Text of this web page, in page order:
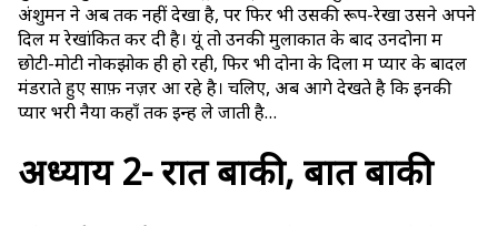
अंशुमन ने अब तक नहीं देखा है, पर फिर भी उसकी रूप-रेखा उसने अपने
दिल में रेखांकित कर दी है। यूं तो उनकी मुलाकात के बाद उनदोनों में
छोटी-मोटी नोकझोक ही हो रही, फिर भी दोनों के दिलों में प्यार के बादल
मंडराते हुए साफ़ नज़र आ रहे है। चलिए, अब आगे देखते है कि इनकी
प्यार भरी नैया कहाँ तक इन्हें ले जाती है…
अध्याय 2- रात बाकी, बात बाकी